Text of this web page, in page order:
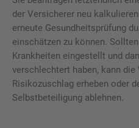
der Versicherer neu
erneute Gesundheitsprüfung
einschätzen zu können.
Krankheiten eingestellt und
verschlechtert haben, kann die
Risikozuschlag erheben oder
Selbstbeteiligung ablehnen.